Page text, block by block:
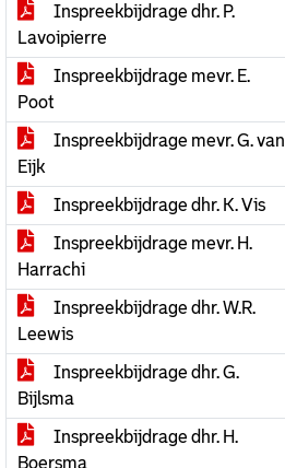
Inspreekbijdrage dhr. P.
Lavoipierre
Inspreekbijdrage mevr. E.
Poot
Inspreekbijdrage mevr. G. van
Eijk
Inspreekbijdrage dhr. K. Vis
Inspreekbijdrage mevr. H.
Harrachi
Inspreekbijdrage dhr. W.R.
Leewis
Inspreekbijdrage dhr. G.
Bijlsma
Inspreekbijdrage dhr. H.
Boersma